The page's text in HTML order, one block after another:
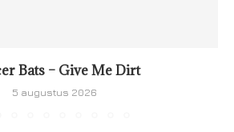
Bats – Give Me Dirt
5 augustus 2026